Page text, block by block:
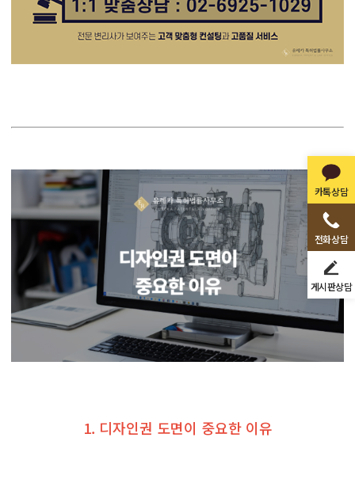
카톡상담
전화상담
게시판상담
1. 디자인권 도면이 중요한 이유